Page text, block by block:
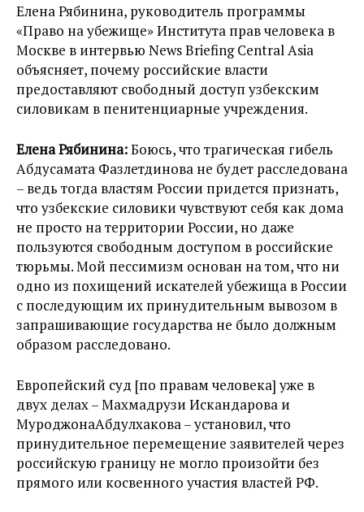
Елена Рябинина, руководитель программы
«Право на убежище» Института прав человека в
Москве в интервью News Briefing Central Asia
объясняет, почему российские власти
предоставляют свободный доступ узбекским
силовикам в пенитенциарные учреждения.
Елена Рябинина:Боюсь, что трагическая гибель
Абдусамата Фазлетдинова не будет расследована
– ведь тогда властям России придется признать,
что узбекские силовики чувствуют себя как дома
не просто на территории России, но даже
пользуются свободным доступом в российские
тюрьмы. Мой пессимизм основан на том, что ни
одно из похищений искателей убежища в России
с последующим их принудительным вывозом в
запрашивающие государства не было должным
образом расследовано.
Европейский суд [по правам человека] уже в
двух делах – Махмадрузи Искандарова и
МуроджонаАбдулхакова – установил, что
принудительное перемещение заявителей через
российскую границу не могло произойти без
прямого или косвенного участия властей РФ.